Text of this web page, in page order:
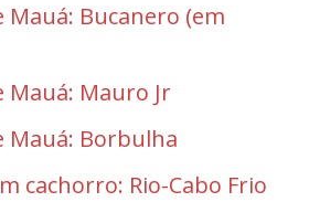
Mauá: Bucanero (em
Mauá: Mauro Jr
Mauá: Borbulha
cachorro: Rio-Cabo Frio